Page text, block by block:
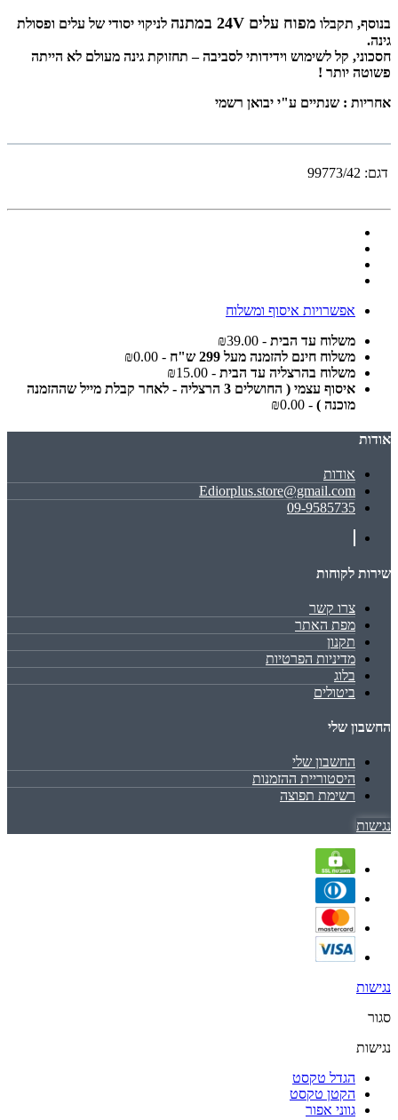
בנוסף, תקבלו מפוח עלים 24V במתנה
לניקוי יסודי של עלים ופסולת
גינה.
חסכוני, קל לשימוש וידידותי לסביבה – תחזוקת גינה מעולם לא הייתה
פשוטה יותר !
אחריות : שנתיים ע"י יבואן רשמי
דגם: 99773/42
אפשרויות איסוף ומשלוח
משלוח עד הבית - ₪39.00
משלוח חינם להזמנה מעל 299 ש"ח
- ₪0.00
משלוח בהרצליה עד הבית - ₪15.00
איסוף עצמי ( החושלים 3 הרצליה - לאחר קבלת מייל שההזמנה
מוכנה ) - ₪0.00
אודות
אודות
Ediorplus.store@gmail.com
09-9585735
שירות לקוחות
צרו קשר
מפת האתר
תקנון
מדיניות הפרטיות
בלוג
ביטולים
החשבון שלי
החשבון שלי
היסטוריית ההזמנות
רשימת תפוצה
נגישות
נגישות
סגור
נגישות
הגדל טקסט
הקטן טקסט
גווני אפור